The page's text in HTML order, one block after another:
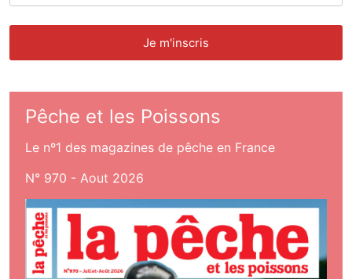
Pêche et les Poissons
Le nº1 des magazines de pêche en France
N° 970 - Aout 2026